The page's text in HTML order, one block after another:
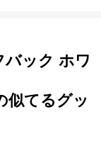
ック ホワ
似てるグッ